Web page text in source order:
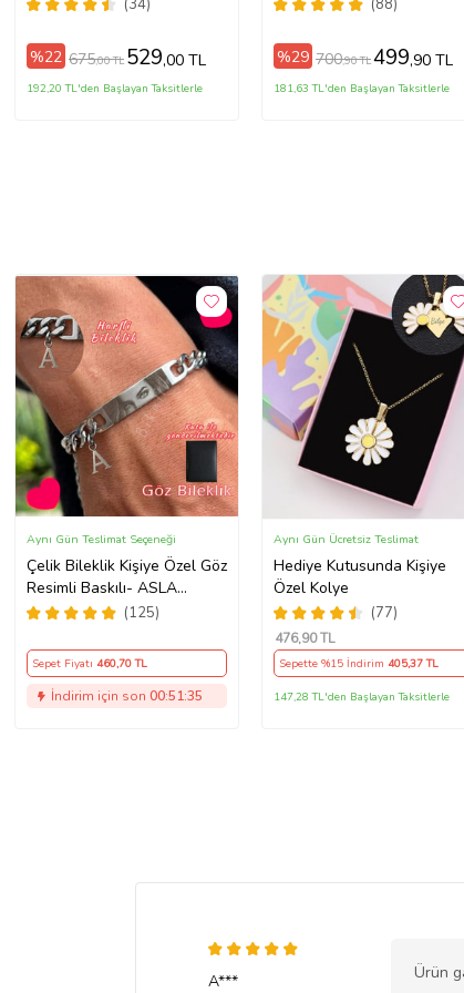
%22 675,00 TL 529,00 TL
192,20 TL'den Başlayan Taksitlerle
%29 700,90 TL499,90 TL
181,63 TL'den Başlayan Taksitlerle
Çelik Bileklik Kişiye Özel Göz
Resimli Baskılı- ASLA
PASLANMAZ (125)
Aynı Gün Teslimat Seçeneği
Sepet Fiyatı 460,70 TL
İndirim için son 00:51:33
Hediye Kutusunda Kişiye
Özel Kolye
(77)
Aynı Gün Ücretsiz Teslimat
476,90 TL
Sepette %15 İndirim 405,37 TL
147,28 TL'den Başlayan Taksitlerle
A*** Ürün